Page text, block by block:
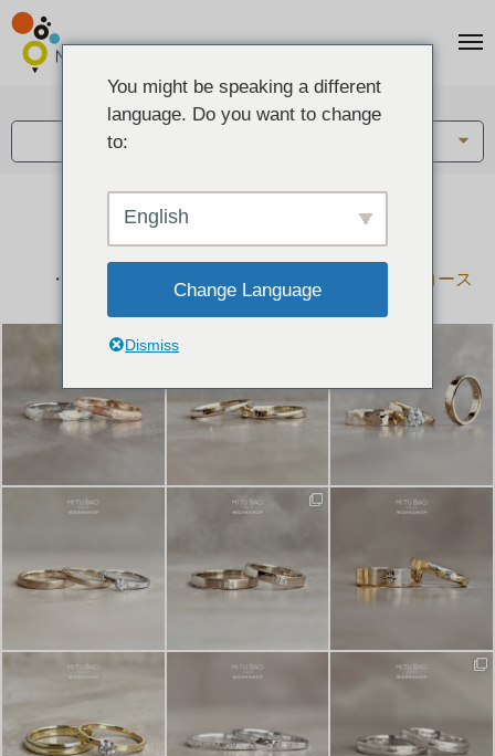
結婚指輪とペアリングのデザイン集
下記コースで手作りされた作品をご紹介します
手作り結婚指輪コース
手作りペアリングコース
You might be speaking a different
language. Do you want to change
to:
English
Change Language
Dismiss